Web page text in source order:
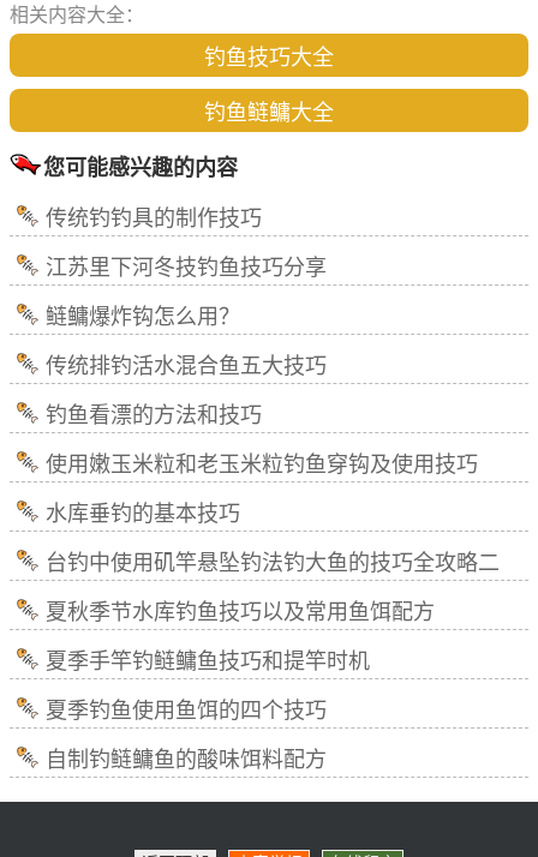
相关内容大全：
钓鱼技巧大全
钓鱼鲢鳙大全
您可能感兴趣的内容
传统钓钓具的制作技巧
江苏里下河冬技钓鱼技巧分享
鲢鳙爆炸钩怎么用？
传统排钓活水混合鱼五大技巧
钓鱼看漂的方法和技巧
使用嫩玉米粒和老玉米粒钓鱼穿钩及使用技巧
水库垂钓的基本技巧
台钓中使用矶竿悬坠钓法钓大鱼的技巧全攻略二
夏秋季节水库钓鱼技巧以及常用鱼饵配方
夏季手竿钓鲢鳙鱼技巧和提竿时机
夏季钓鱼使用鱼饵的四个技巧
自制钓鲢鳙鱼的酸味饵料配方